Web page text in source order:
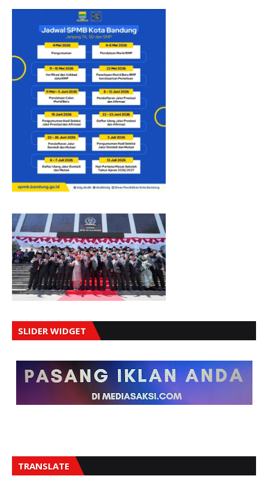
SLIDER WIDGET
TRANSLATE